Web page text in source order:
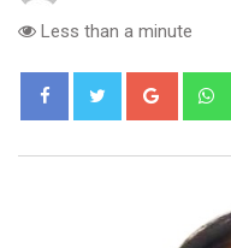
Less than a minute
Google+